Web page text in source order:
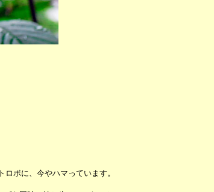
ボに、今やハマっています。